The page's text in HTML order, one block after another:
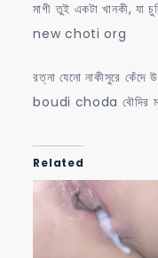
মাগী তুই একটা খানকী, যা
new choti org
রত্না যেনো নাকীসুরে
boudi choda বৌদির
Related